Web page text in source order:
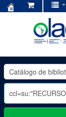
OLADE
-